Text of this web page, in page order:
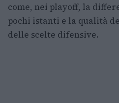
come, nei playoff, la
pochi istanti e la qualità
delle scelte difensive.